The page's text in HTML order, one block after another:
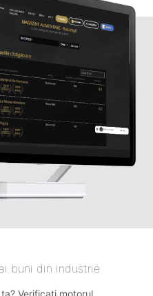
buni din industrie
Verificați motorul